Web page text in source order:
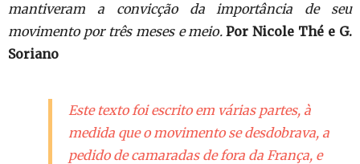
mantiveram a convicção da importância de seu
movimento por três meses e meio. Por Nicole Thé e G.
Soriano
Este texto foi escrito em várias partes, à
medida que o movimento se desdobrava, a
pedido de camaradas de fora da França, e